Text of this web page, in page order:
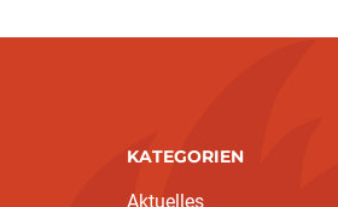
KATEGORIEN
Aktuelles